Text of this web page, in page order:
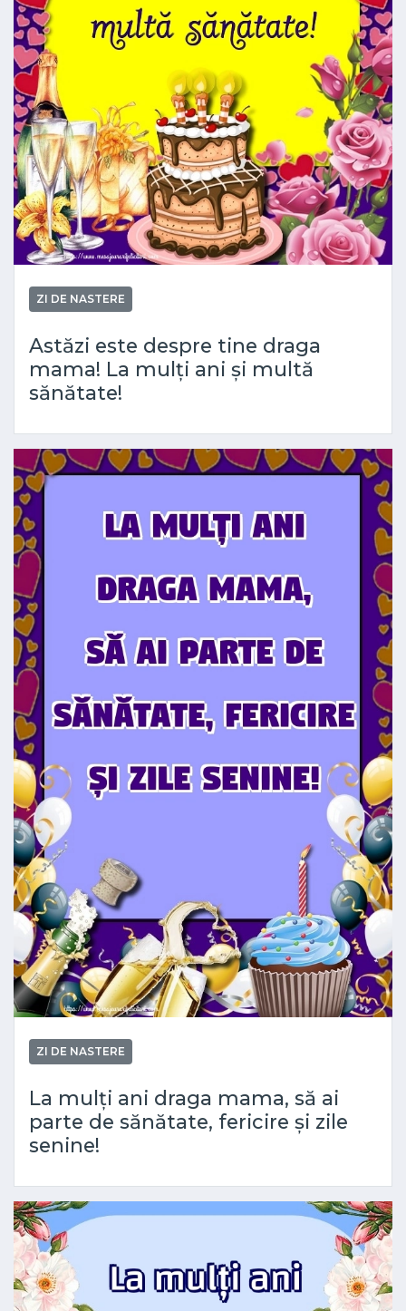
ZI DE NASTERE
Astăzi este despre tine draga
mama! La mulți ani și multă
sănătate!
ZI DE NASTERE
La mulți ani draga mama, să ai
parte de sănătate, fericire și zile
senine!